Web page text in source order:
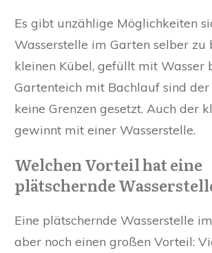
Es gibt unzählige Möglichkeiten
Wasserstelle im Garten selber zu
kleinen Kübel, gefüllt mit Wasser
Gartenteich mit Bachlauf sind der
keine Grenzen gesetzt. Auch der
gewinnt mit einer Wasserstelle.
Welchen Vorteil hat eine
plätschernde
Eine plätschernde Wasserstelle
aber noch einen großen Vorteil: